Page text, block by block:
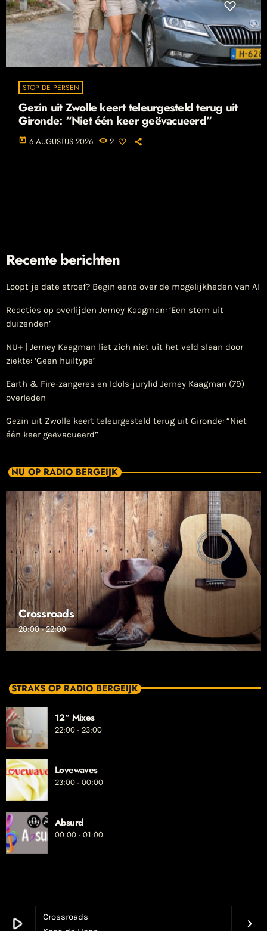
play_arrow
Crossroads
keyboard_arrow_right
STOP DE PERSEN
Gezin uit Zwolle keert teleurgesteld terug uit
Gironde: “Niet één keer geëvacueerd”
today 6 AUGUSTUS 2026 2
Recente berichten
Loopt je date stroef? Begin eens over de mogelijkheden van AI
Reacties op overlijden Jerney Kaagman: ‘Een stem uit
duizenden’
NU+ | Jerney Kaagman liet zich niet uit het veld slaan door
ziekte: ‘Geen huiltype’
Earth & Fire-zangeres en Idols-jurylid Jerney Kaagman (79)
overleden
Gezin uit Zwolle keert teleurgesteld terug uit Gironde: “Niet
één keer geëvacueerd”
NU OP RADIO BERGEIJK
Crossroads
20:00 - 22:00
STRAKS OP RADIO BERGEIJK
12″ Mixes
22:00 - 23:00
Lovewaves
23:00 - 00:00
Absurd
00:00 - 01:00